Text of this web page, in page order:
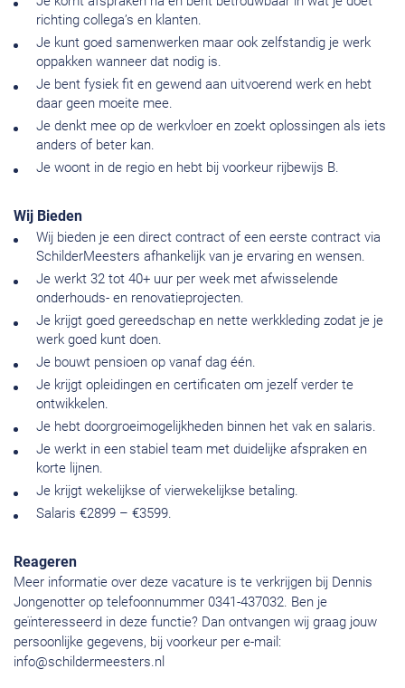
richting collega’s en klanten.
Je kunt goed samenwerken maar ook zelfstandig je werk
oppakken wanneer dat nodig is.
Je bent fysiek fit en gewend aan uitvoerend werk en hebt
daar geen moeite mee.
Je denkt mee op de werkvloer en zoekt oplossingen als iets
anders of beter kan.
Je woont in de regio en hebt bij voorkeur rijbewijs B.
Wij Bieden
Wij bieden je een direct contract of een eerste contract via
SchilderMeesters afhankelijk van je ervaring en wensen.
Je werkt 32 tot 40+ uur per week met afwisselende
onderhouds- en renovatieprojecten.
Je krijgt goed gereedschap en nette werkkleding zodat je je
werk goed kunt doen.
Je bouwt pensioen op vanaf dag één.
Je krijgt opleidingen en certificaten om jezelf verder te
ontwikkelen.
Je hebt doorgroeimogelijkheden binnen het vak en salaris.
Je werkt in een stabiel team met duidelijke afspraken en
korte lijnen.
Je krijgt wekelijkse of vierwekelijkse betaling.
Salaris €2899 – €3599.
Reageren
Meer informatie over deze vacature is te verkrijgen bij Dennis
Jongenotter op telefoonnummer 0341-437032. Ben je
geïnteresseerd in deze functie? Dan ontvangen wij graag jouw
persoonlijke gegevens, bij voorkeur per e-mail:
info@schildermeesters.nl